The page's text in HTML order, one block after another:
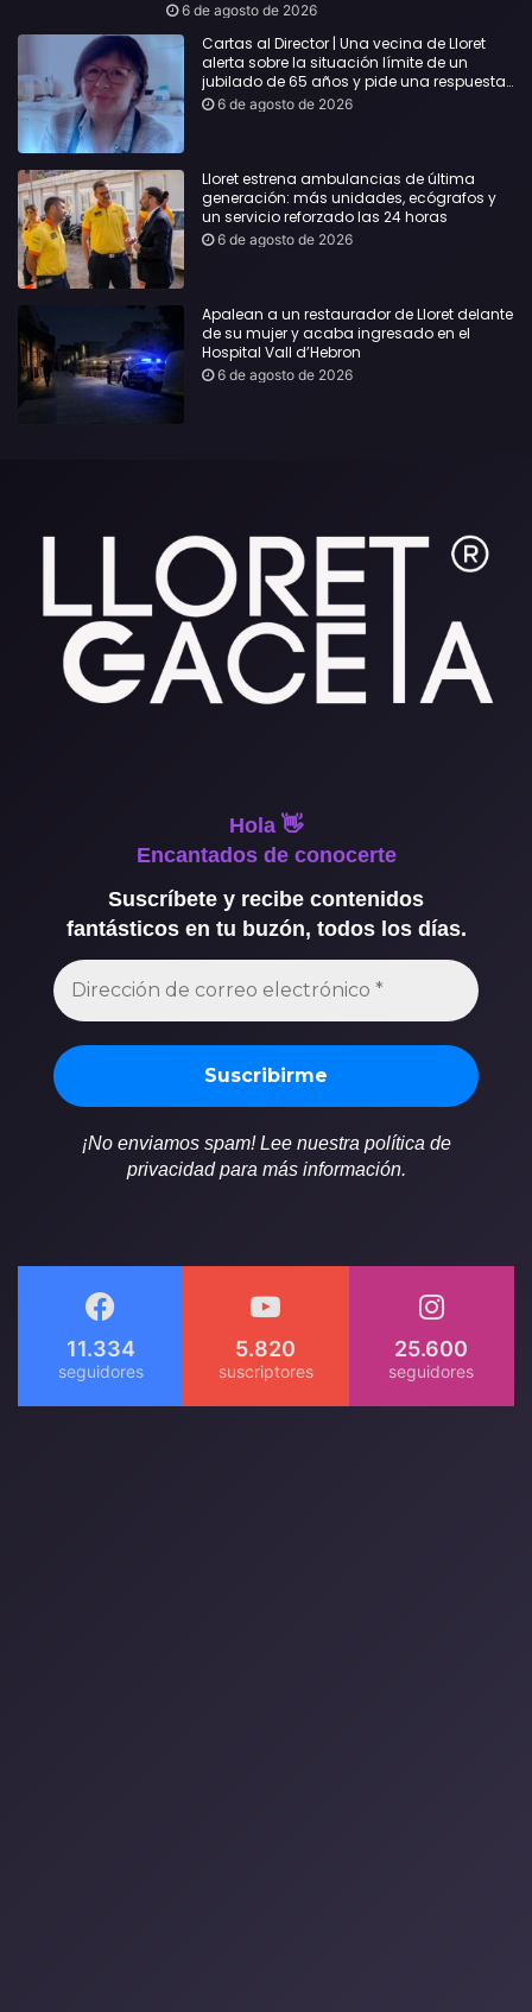
6 de agosto de 2026
Cartas al Director | Una vecina de Lloret
alerta sobre la situación límite de un
jubilado de 65 años y pide una respuesta
urgente
6 de agosto de 2026
Lloret estrena ambulancias de última
generación: más unidades, ecógrafos y
un servicio reforzado las 24 horas
6 de agosto de 2026
Apalean a un restaurador de Lloret delante
de su mujer y acaba ingresado en el
Hospital Vall d’Hebron
6 de agosto de 2026
Hola 👋
Encantados de conocerte
Suscríbete y recibe contenidos
fantásticos en tu buzón, todos los días.
¡No enviamos spam! Lee nuestra política de
privacidad para más información.
11.334 5.820 25.600